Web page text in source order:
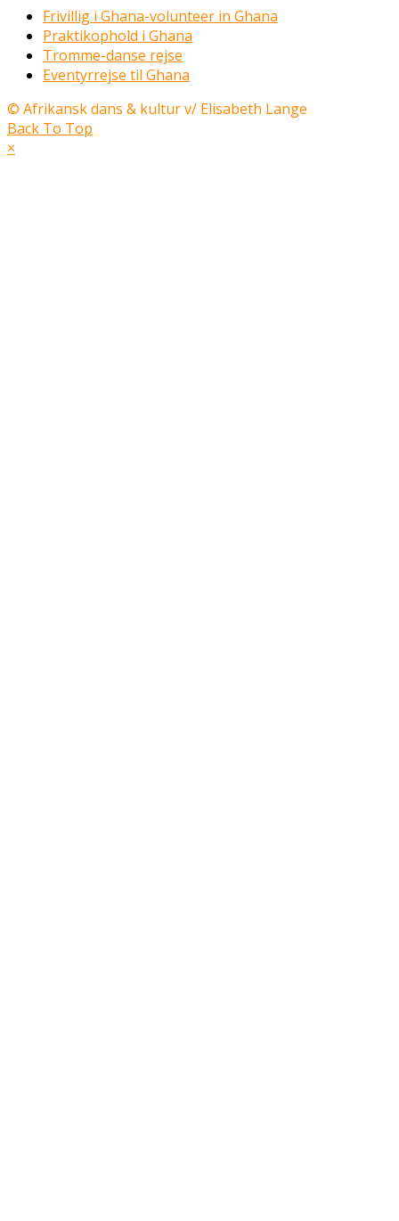
Frivillig i Ghana-volunteer in Ghana
Praktikophold i Ghana
Tromme-danse rejse
Eventyrrejse til Ghana
© Afrikansk dans & kultur v/ Elisabeth Lange
Back To Top
×